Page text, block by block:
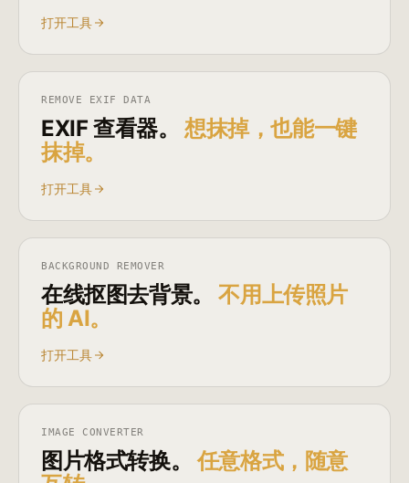
打开工具
REMOVE EXIF DATA
EXIF 查看器。
想抹掉，也能一键
抹掉。
打开工具
BACKGROUND REMOVER
在线抠图去背景。
不用上传照片
的 AI。
打开工具
IMAGE CONVERTER
图片格式转换。
任意格式，随意